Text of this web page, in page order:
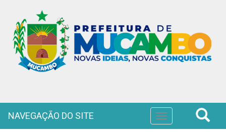
Toggle
navigation
NAVEGAÇÃO DO SITE